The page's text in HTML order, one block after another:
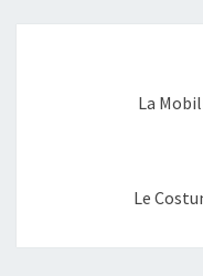
La
Le